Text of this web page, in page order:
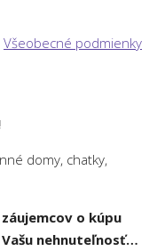
Všeobecné podmienky
domy, chatky,
o kúpu
nehnuteľnosť…